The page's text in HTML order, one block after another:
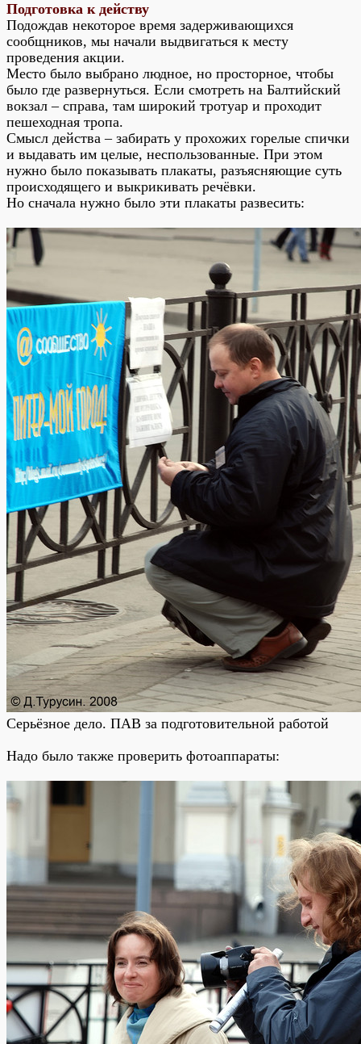
Подготовка к действу
Подождав некоторое время задерживающихся
сообщников, мы начали выдвигаться к месту
проведения акции.
Место было выбрано людное, но просторное, чтобы
было где развернуться. Если смотреть на Балтийский
вокзал – справа, там широкий тротуар и проходит
пешеходная тропа.
Смысл действа – забирать у прохожих горелые спички
и выдавать им целые, неспользованные. При этом
нужно было показывать плакаты, разъясняющие суть
происходящего и выкрикивать речёвки.
Но сначала нужно было эти плакаты развесить:
Серьёзное дело. ПАВ за подготовительной работой
Надо было также проверить фотоаппараты: